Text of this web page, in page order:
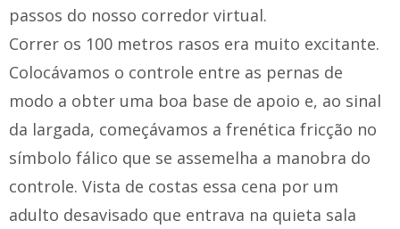
passos do nosso corredor virtual.
Correr os 100 metros rasos era muito excitante.
Colocávamos o controle entre as pernas de
modo a obter uma boa base de apoio e, ao sinal
da largada, começávamos a frenética fricção no
símbolo fálico que se assemelha a manobra do
controle. Vista de costas essa cena por um
adulto desavisado que entrava na quieta sala